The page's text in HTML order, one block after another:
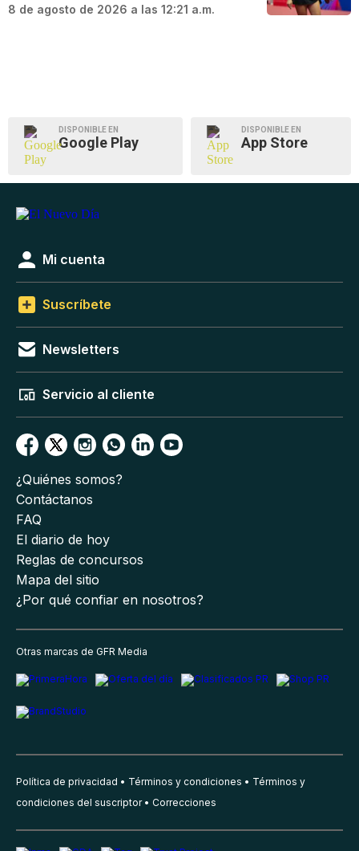
8 de agosto de 2026 a las 12:21 a.m.
DISPONIBLE EN
Google Play
DISPONIBLE EN
App Store
Mi cuenta
Suscríbete
Newsletters
Servicio al cliente
¿Quiénes somos?
Contáctanos
FAQ
El diario de hoy
Reglas de concursos
Mapa del sitio
¿Por qué confiar en nosotros?
Otras marcas de GFR Media
Política de privacidad Términos y condiciones
Términos y
condiciones del suscriptor
Correcciones